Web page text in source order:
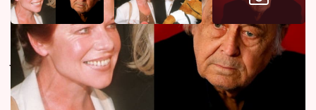
Horoskopy
Sledujte prima+
Filmový festival Karlovy Vary
Jedna z nejkrásnějších českých hereček Jorga
Kotrbová zemřela ve svých 78 letech.
Pohádková Zlatovláska po sobě zanechala dvě